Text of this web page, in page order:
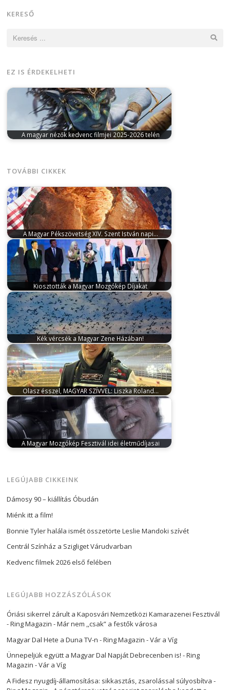
KERESŐ
Keresés:
EZ IS ÉRDEKELHETI
A magyar nézők kedvenc filmjei 2025-2026 telén
TOVÁBBI CIKKEK
A Magyar Pékszövetség XIV. Szent István napi…
április 14, 2025A Magyar Pékszövetség
hagyományaihoz híven 2025-ben is meghirdeti 3
kategóriában…
Kiosztották a Magyar Mozgókép Díjakat
június 16, 2024A Semmelweis kapta a legjobb
játékfilmnek járó díjat, a legjobb…
Kék vércsék a Magyar Zene Házában!
június 11, 2024A kék vércse nagyon furcsa madár. A
legtöbb sólyomfélétől eltérően…
Olasz ésszel, MAGYAR SZÍVVEL: Liszka Roland…
december 14, 2024Még csak alig ért véget a
SuperEnduro GP előző szezonja…
A Magyar Mozgókép Fesztivál idei életműdíjasai
LEGÚJABB CIKKEINK
Dámosy 90 – kiállítás Óbudán
Miénk itt a film!
Bonnie Tyler halála ismét összetörte Leslie Mandoki szívét
Centrál Színház a Szigliget Várudvarban
Kedvenc filmek 2026 első felében
LEGÚJABB HOZZÁSZÓLÁSOK
Óriási sikerrel zárult a Kaposvári Nemzetközi Kamarazenei Fesztivál
- Ring Magazin -Már nem ,,csak” a festők városa
Magyar Dal Hete a Duna TV-n - Ring Magazin -Vár a Víg
Ünnepeljük együtt a Magyar Dal Napját Debrecenben is! - Ring
Magazin -Vár a Víg
A Fidesz nyugdíj-államosítása: sikkasztás, zsarolással súlyosbítva -